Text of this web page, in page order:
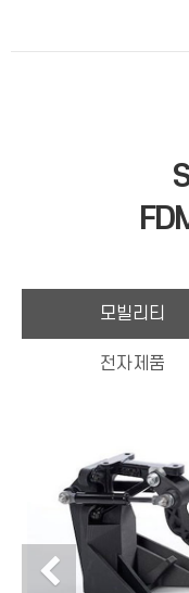
모빌리티
전자제품